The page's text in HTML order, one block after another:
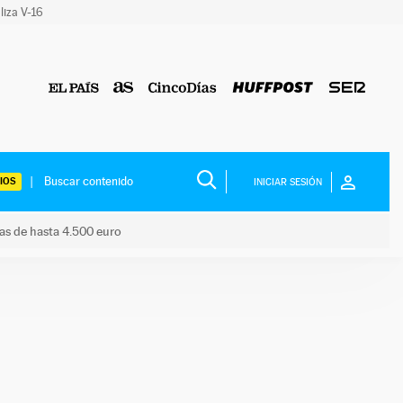
V-16
INICIAR SESIÓN
de hasta 4.500 euro